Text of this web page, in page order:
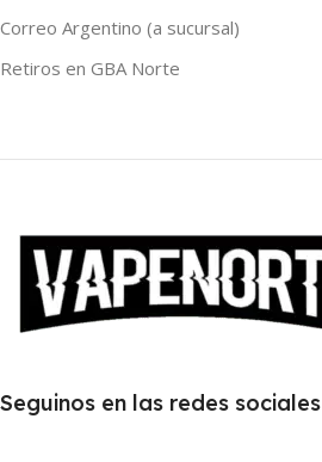
Correo Argentino (a sucursal)
Retiros en GBA Norte
Seguinos en las redes sociales